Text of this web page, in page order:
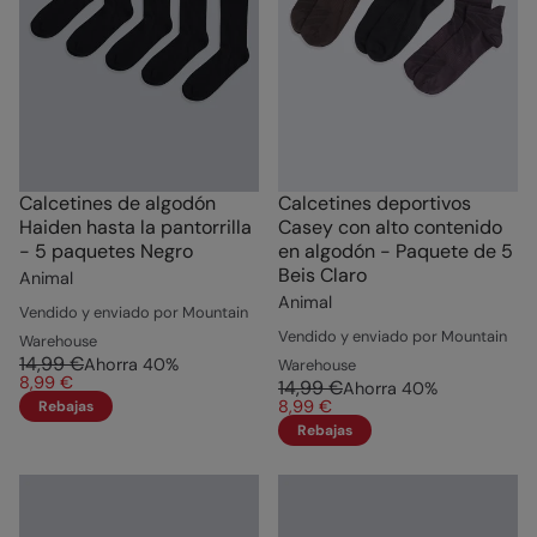
Calcetines de algodón
Haiden hasta la pantorrilla
- 5 paquetes Negro
Animal
Vendido y enviado por Mountain
Warehouse
14,99 €Ahorra 40%
8,99 €
Rebajas
Calcetines deportivos
Casey con alto contenido
en algodón - Paquete de 5
Beis Claro
Animal
Vendido y enviado por Mountain
Warehouse
14,99 €Ahorra 40%
8,99 €
Rebajas